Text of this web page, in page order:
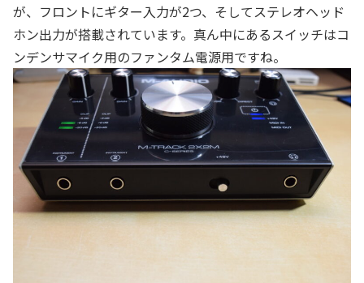
が、フロントにギター入力が2つ、そしてステレオヘッド
ホン出力が搭載されています。真ん中にあるスイッチはコ
ンデンサマイク用のファンタム電源用ですね。